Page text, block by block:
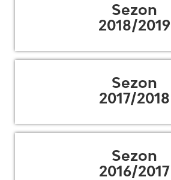
Sezon
2018/2019
Sezon
2017/2018
Sezon
2016/2017